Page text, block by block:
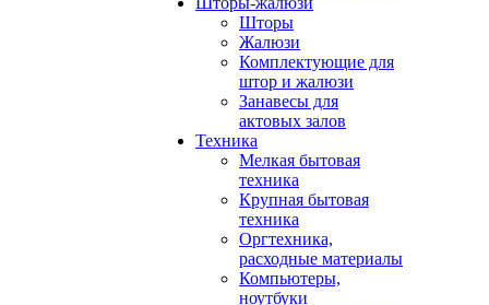
Шторы
Жалюзи
Комплектующие для
штор и жалюзи
Занавесы для
актовых залов
Техника
Мелкая бытовая
техника
Крупная бытовая
техника
Оргтехника,
расходные материалы
Компьютеры,
ноутбуки